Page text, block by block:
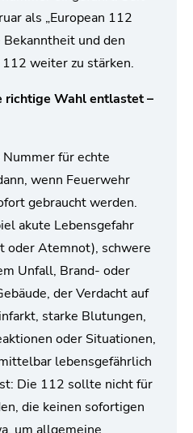
als „European 112
Bekanntheit und den
weiter zu stärken.
richtige Wahl entlastet –
für echte
wenn Feuerwehr
gebraucht werden.
akute Lebensgefahr
oder Atemnot), schwere
Unfall, Brand- oder
der Verdacht auf
starke Blutungen,
oder Situationen,
lebensgefährlich
Die 112 sollte nicht für
die keinen sofortigen